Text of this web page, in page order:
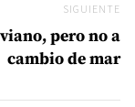
SIGUIENTE
pero no a
cambio de mar